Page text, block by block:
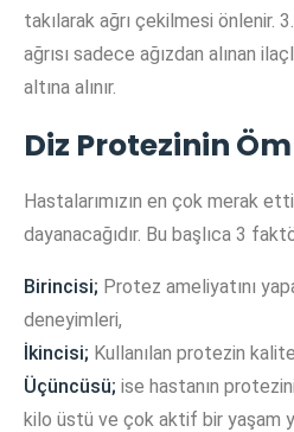
takılarak ağrı çekilmesi önlenir.
ağrısı sadece ağızdan alınan
altına alınır.
Diz Protezinin
Hastalarımızın en çok merak
dayanacağıdır. Bu başlıca 3
Birincisi; Protez ameliyatını
deneyimleri,
İkincisi; Kullanılan protezin
Üçüncüsü; ise hastanın
kilo üstü ve çok aktif bir yaşam